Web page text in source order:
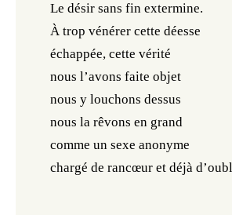
Le désir sans fin extermine.
À trop vénérer cette déesse
échappée, cette vérité
nous l’avons faite objet
nous y louchons dessus
nous la rêvons en grand
comme un sexe anonyme
chargé de rancœur et déjà